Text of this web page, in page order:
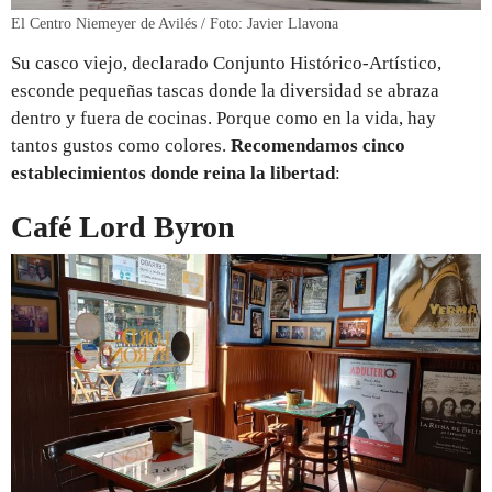
El Centro Niemeyer de Avilés / Foto: Javier Llavona
Su casco viejo, declarado Conjunto Histórico-Artístico,
esconde pequeñas tascas donde la diversidad se abraza
dentro y fuera de cocinas. Porque como en la vida, hay
tantos gustos como colores. Recomendamos cinco
establecimientos donde reina la libertad:
Café Lord Byron